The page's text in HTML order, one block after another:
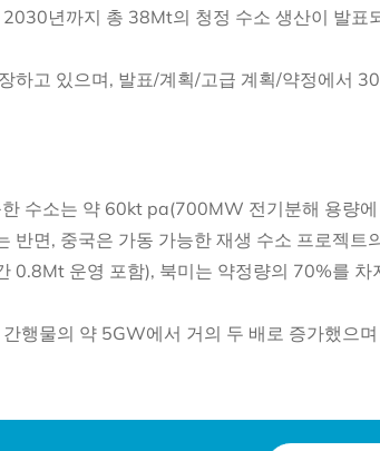
년까지 총 38Mt의 청정 수소 생산이 발표
하고 있으며, 발표/계획/고급 계획/약정에서
수소는 약 60kt pa(700MW 전기분해 용량에
반면, 중국은 가동 가능한 재생 수소 프로젝트
0.8Mt 운영 포함), 북미는 약정량의 70%를 차
행물의 약 5GW에서 거의 두 배로 증가했으